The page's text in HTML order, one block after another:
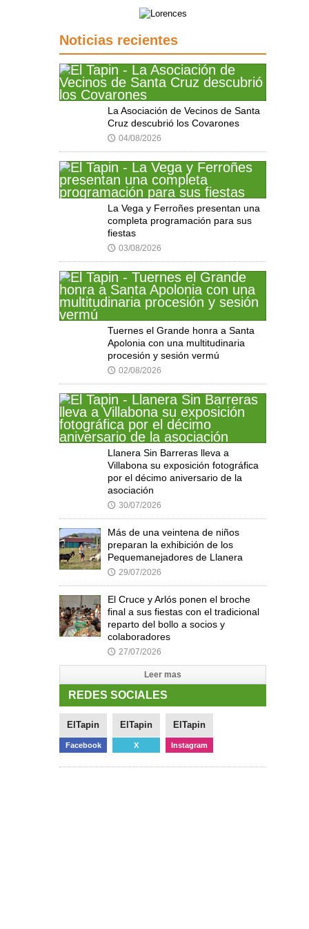
Noticias recientes
La Asociación de Vecinos de Santa
Cruz descubrió los Covarones
🕔 04/08/2026
La Vega y Ferroñes presentan una
completa programación para sus
fiestas
🕔 03/08/2026
Tuernes el Grande honra a Santa
Apolonia con una multitudinaria
procesión y sesión vermú
🕔 02/08/2026
Llanera Sin Barreras lleva a
Villabona su exposición fotográfica
por el décimo aniversario de la
asociación
🕔 30/07/2026
Más de una veintena de niños
preparan la exhibición de los
Pequemanejadores de Llanera
🕔 29/07/2026
El Cruce y Arlós ponen el broche
final a sus fiestas con el tradicional
reparto del bollo a socios y
colaboradores
🕔 27/07/2026
Leer mas
REDES SOCIALES
ElTapin
Facebook
ElTapin
X
ElTapin
Instagram